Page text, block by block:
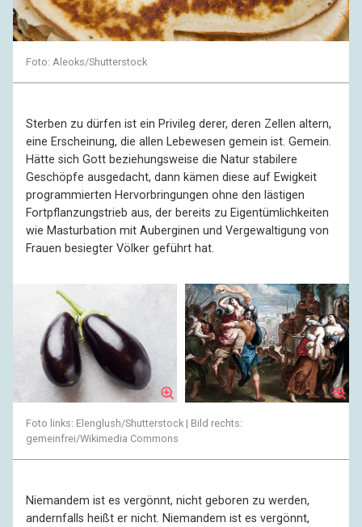
Foto: Aleoks/Shutterstock
Sterben zu dürfen ist ein Privileg derer, deren Zellen altern,
eine Erscheinung, die allen Lebewesen gemein ist. Gemein.
Hätte sich Gott beziehungsweise die Natur stabilere
Geschöpfe ausgedacht, dann kämen diese auf Ewigkeit
programmierten Hervorbringungen ohne den lästigen
Fortpflanzungstrieb aus, der bereits zu Eigentümlichkeiten
wie Masturbation mit Auberginen und Vergewaltigung von
Frauen besiegter Völker geführt hat.
Foto links: Elenglush/Shutterstock | Bild rechts:
gemeinfrei/Wikimedia Commons
Niemandem ist es vergönnt, nicht geboren zu werden,
andernfalls heißt er nicht. Niemandem ist es vergönnt,